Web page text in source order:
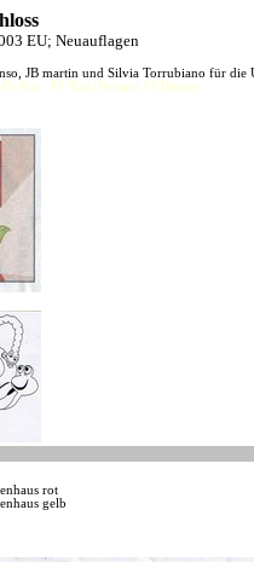
EU; Neuauflagen
JB martin und Silvia Torrubiano für die
Ei-Kat - FF-Kat (Helmut J.F.Henze)
rot
gelb